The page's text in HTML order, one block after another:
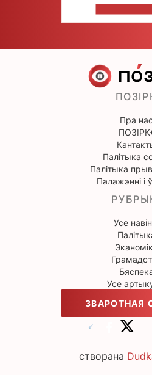
Пра нас
Палітыка
Палітыка
Палажэнні і
Усе
Усе
ЗВАРОТНАЯ
створана